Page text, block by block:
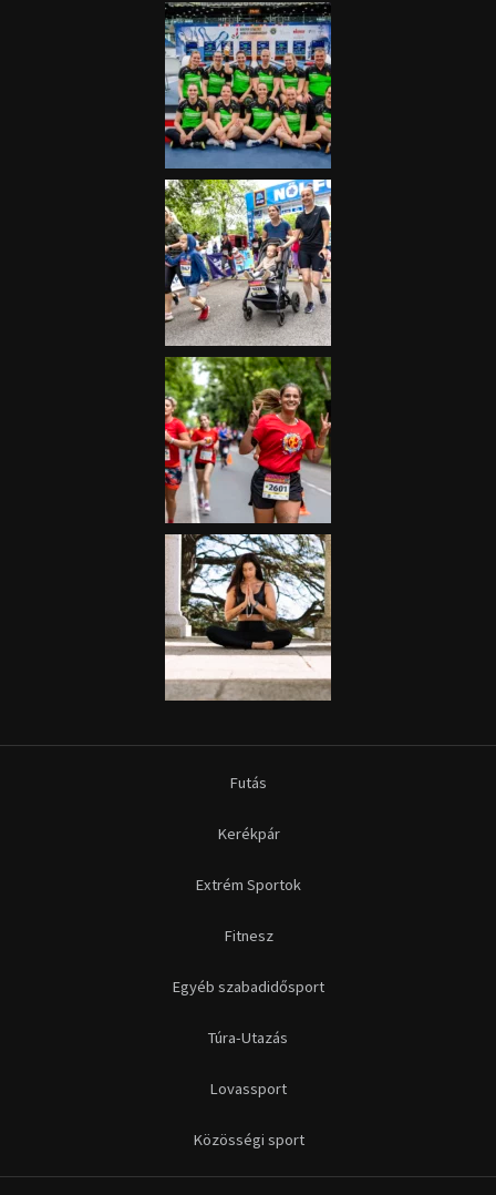
Futás
Kerékpár
Extrém Sportok
Fitnesz
Egyéb szabadidősport
Túra-Utazás
Lovassport
Közösségi sport